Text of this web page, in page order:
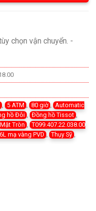
chọn vận chuyển. -
5 ATM 80 giờ
Automatic
hồ Đôi Đồng hồ Tissot
Mặt Tròn
T099.407.22.038.00
mạ vàng PVD Thụy Sỹ